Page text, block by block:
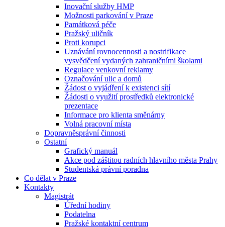
Inovační služby HMP
Možnosti parkování v Praze
Památková péče
Pražský uličník
Proti korupci
Uznávání rovnocennosti a nostrifikace
vysvědčení vydaných zahraničními školami
Regulace venkovní reklamy
Označování ulic a domů
Žádost o vyjádření k existenci sítí
Žádosti o využití prostředků elektronické
prezentace
Informace pro klienta směnárny
Volná pracovní místa
Dopravněsprávní činnosti
Ostatní
Grafický manuál
Akce pod záštitou radních hlavního města Prahy
Studentská právní poradna
Co dělat v Praze
Kontakty
Magistrát
Úřední hodiny
Podatelna
Pražské kontaktní centrum